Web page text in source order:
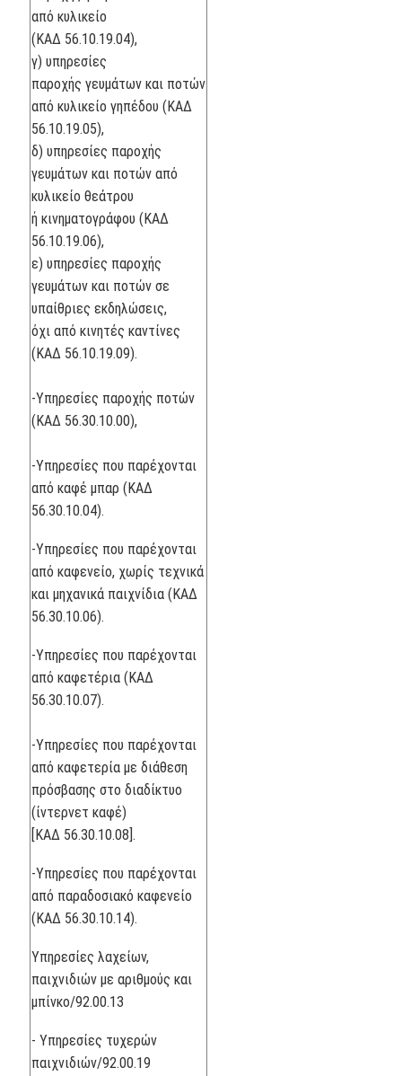
από κυλικείο
(ΚΑΔ 56.10.19.04),
γ) υπηρεσίες
παροχής γευμάτων και ποτών
από κυλικείο γηπέδου (ΚΑΔ
56.10.19.05),
δ) υπηρεσίες παροχής
γευμάτων και ποτών από
κυλικείο θεάτρου
ή κινηματογράφου (ΚΑΔ
56.10.19.06),
ε) υπηρεσίες παροχής
γευμάτων και ποτών σε
υπαίθριες εκδηλώσεις,
όχι από κινητές καντίνες
(ΚΑΔ 56.10.19.09).
-Υπηρεσίες παροχής ποτών
(ΚΑΔ 56.30.10.00),
-Υπηρεσίες που παρέχονται
από καφέ μπαρ (ΚΑΔ
56.30.10.04).
-Υπηρεσίες που παρέχονται
από καφενείο, χωρίς τεχνικά
και μηχανικά παιχνίδια (ΚΑΔ
56.30.10.06).
-Υπηρεσίες που παρέχονται
από καφετέρια (ΚΑΔ
56.30.10.07).
-Υπηρεσίες που παρέχονται
από καφετερία με διάθεση
πρόσβασης στο διαδίκτυο
(ίντερνετ καφέ)
[ΚΑΔ 56.30.10.08].
-Υπηρεσίες που παρέχονται
από παραδοσιακό καφενείο
(ΚΑΔ 56.30.10.14).
Υπηρεσίες λαχείων,
παιχνιδιών με αριθμούς και
μπίνκο/92.00.13
- Υπηρεσίες τυχερών
παιχνιδιών/92.00.19